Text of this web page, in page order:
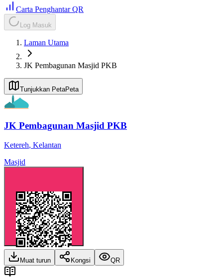
Carta Penghantar QR
Log Masuk
Laman Utama
JK Pembagunan Masjid PKB
Tunjukkan PetaPeta
JK Pembagunan Masjid PKB
Ketereh, Kelantan
Masjid
Muat turun Kongsi QR